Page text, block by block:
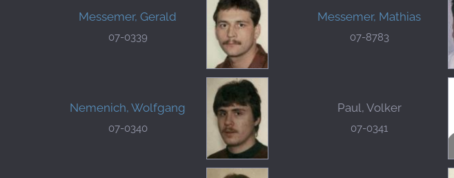
Messemer, Gerald
07-0339
Messemer, Mathias
07-8783
Nemenich, Wolfgang
07-0340
Paul, Volker
07-0341